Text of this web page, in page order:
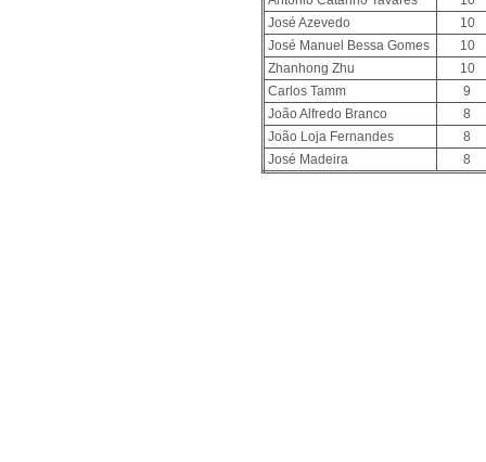
José Azevedo
10
José Manuel Bessa Gomes
10
Zhanhong Zhu
10
Carlos Tamm
9
João Alfredo Branco
8
João Loja Fernandes
8
José Madeira
8